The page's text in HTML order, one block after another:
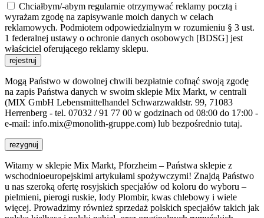
Chciałbym/-abym regularnie otrzymywać reklamy pocztą i
wyrażam zgodę na zapisywanie moich danych w celach
reklamowych. Podmiotem odpowiedzialnym w rozumieniu § 3 ust.
1 federalnej ustawy o ochronie danych osobowych [BDSG] jest
właściciel oferującego reklamy sklepu.
Mogą Państwo w dowolnej chwili bezpłatnie cofnąć swoją zgodę
na zapis Państwa danych w swoim sklepie Mix Markt, w centrali
(MIX GmbH Lebensmittelhandel Schwarzwaldstr. 99, 71083
Herrenberg - tel. 07032 / 91 77 00 w godzinach od 08:00 do 17:00 -
e-mail: info.mix@monolith-gruppe.com) lub bezpośrednio tutaj.
Witamy w sklepie Mix Markt, Pforzheim – Państwa sklepie z
wschodnioeuropejskimi artykułami spożywczymi! Znajdą Państwo
u nas szeroką ofertę rosyjskich specjałów od koloru do wyboru –
pielmieni, pierogi ruskie, lody Plombir, kwas chlebowy i wiele
więcej. Prowadzimy również sprzedaż polskich specjałów takich jak